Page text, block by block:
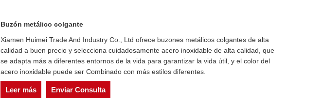
Buzón metálico colgante
Xiamen Huimei Trade And Industry Co., Ltd ofrece buzones metálicos colgantes de alta
calidad a buen precio y selecciona cuidadosamente acero inoxidable de alta calidad, que
se adapta más a diferentes entornos de la vida para garantizar la vida útil, y el color del
acero inoxidable puede ser Combinado con más estilos diferentes.
Leer más Enviar Consulta